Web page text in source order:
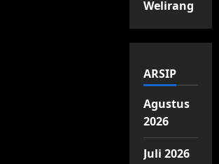
Welirang
ARSIP
Agustus
2026
Juli 2026